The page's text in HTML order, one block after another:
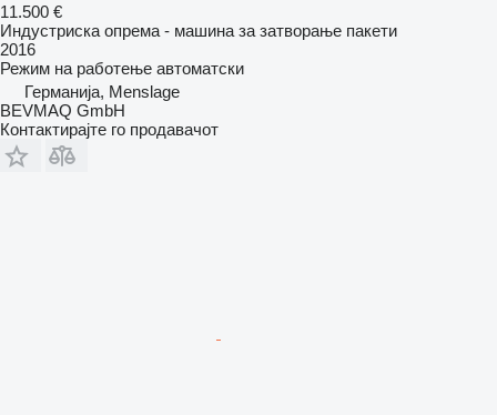
11.500 €
Индустриска опрема - машина за затворање пакети
2016
Режим на работење автоматски
Германија, Menslage
BEVMAQ GmbH
Контактирајте го продавачот